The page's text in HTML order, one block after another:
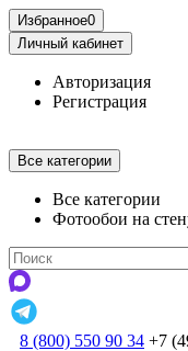
Избранное0
Личный кабинет
Авторизация
Регистрация
Все категории
Все категории
Фотообои на
8 (800) 550 90 34 +7